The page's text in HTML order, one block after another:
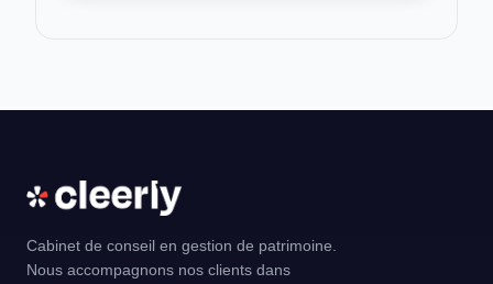
Cabinet de conseil en gestion de patrimoine.
Nous accompagnons nos clients dans